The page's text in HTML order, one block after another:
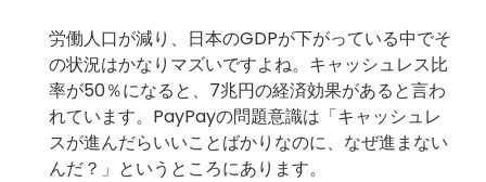
労働人口が減り、日本のGDPが下がっている中でそ
の状況はかなりマズいですよね。キャッシュレス比
率が50％になると、7兆円の経済効果があると言わ
れています。PayPayの問題意識は「キャッシュレ
スが進んだらいいことばかりなのに、なぜ進まない
んだ？」というところにあります。